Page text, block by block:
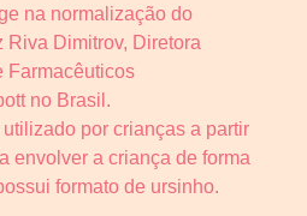
na normalização do
Riva Dimitrov, Diretora
Farmacêuticos
no Brasil.
por crianças a partir
envolver a criança de forma
formato de ursinho.